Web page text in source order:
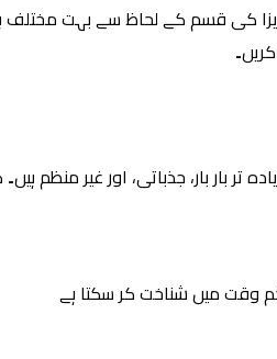
کی قسم کے لحاظ سے بہت مختلف
بار بار، جذباتی، اور غیر منظم
وقت میں شناخت کر سکتا ہے